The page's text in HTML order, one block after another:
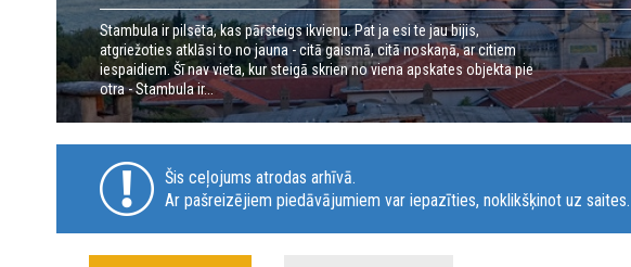
Stambula ir pilsēta, kas pārsteigs ikvienu. Pat ja esi te jau bijis,
atgriežoties atklāsi to no jauna - citā gaismā, citā noskaņā, ar citiem
iespaidiem. Šī nav vieta, kur steigā skrien no viena apskates objekta pie
otra - Stambula ir...
Šis ceļojums atrodas arhīvā.
Ar pašreizējiem piedāvājumiem var iepazīties, noklikšķinot uz saites.